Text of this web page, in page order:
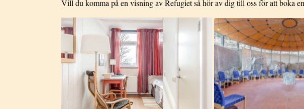
Vill du komma på en visning av Refugiet så hör av dig till oss för att boka